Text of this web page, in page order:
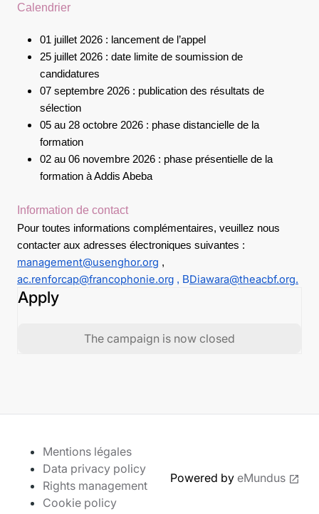
Calendrier
01 juillet 2026 : lancement de l’appel
25 juillet 2026 : date limite de soumission de
candidatures
07 septembre 2026 : publication des résultats de
sélection
05 au 28 octobre 2026 : phase distancielle de la
formation
02 au 06 novembre 2026 : phase présentielle de la
formation à Addis Abeba
Information de contact
Pour toutes informations complémentaires, veuillez nous
contacter aux adresses électroniques suivantes :
management@usenghor.org ,
ac.renforcap@francophonie.org , BDiawara@theacbf.org.
Apply
The campaign is now closed
Mentions légales
Data privacy policy
Rights management
Cookie policy
Powered by eMundus